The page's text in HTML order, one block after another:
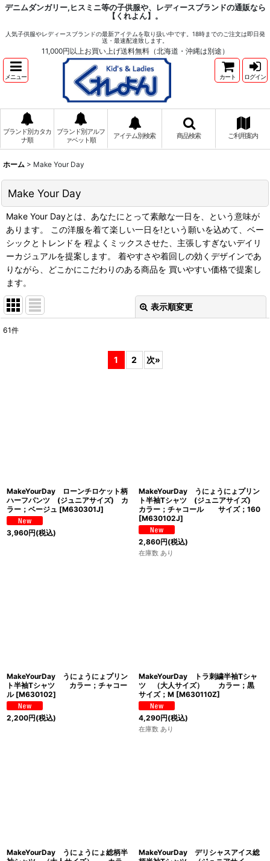
デニムダンガリー,ヒスミニ等の子供服や、レディースブランドの通販なら
【くれよん】。
人気子供服やレディースブランドの最新アイテムを取り扱い中です。18時までのご注文は即日発
送・最速配達致します。
11,000円以上お買い上げ送料無料（北海道・沖縄は別途）
メニュー カート ログイン
ブランド別カタカ
ナ順
ブランド別アルフ
ァベット順
アイテム別検索 商品検索 ご利用案内
ホーム > Make Your Day
Make Your Day
Make Your Dayとは、あなたにとって素敵な一日を、という意味が
あります。 この洋服を着て楽しい一日を!という願いを込めて、ベー
シックとトレンドを 程よくミックスさせた、主張しすぎないデイリ
ーカジュアルを提案します。 着やすさや着回しの効くデザインであ
りながら、どこかにこだわりのある商品を 買いやすい価格で提案し
ます。
表示順変更
61件
1 2 次»
MakeYourDay ローンチロケット柄
ハーフパンツ (ジュニアサイズ) カ
ラー；ベージュ [M630301J]
3,960円(税込)
MakeYourDay うにょうにょプリン
ト半袖Tシャツ (ジュニアサイズ)
カラー；チャコール サイズ；160
[M630102J]
2,860円(税込)
在庫数 あり
MakeYourDay うにょうにょプリン
ト半袖Tシャツ カラー；チャコー
ル [M630102]
2,200円(税込)
MakeYourDay トラ刺繍半袖Tシャ
ツ （大人サイズ） カラー；黒
サイズ；M [M630110Z]
4,290円(税込)
在庫数 あり
MakeYourDay うにょうにょ総柄半
MakeYourDay デリシャスアイス総